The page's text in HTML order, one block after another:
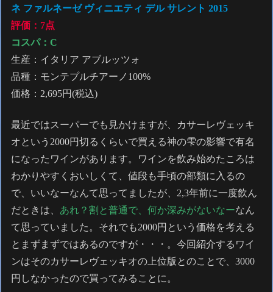
ネ ファルネーゼ ヴィニエティ デル サレント 2015
評価：7点
コスパ：C
生産：イタリア アブルッツォ
品種：モンテプルチアーノ100%
価格：2,695円(税込)
最近ではスーパーでも見かけますが、カサーレヴェッキ
オという2000円切るくらいで買える神の雫の影響で有名
になったワインがあります。ワインを飲み始めたころは
わかりやすくおいしくて、値段も手頃の部類に入るの
で、いいなーなんて思ってましたが、2,3年前に一度飲ん
だときは、 あれ？割と普通で、何か深みがないなーなん
て思っていました。それでも2000円という価格を考える
とまずまずではあるのですが・・・。今回紹介するワイ
ンはそのカサーレヴェッキオの上位版とのことで、3000
円しなかったので買ってみることに。